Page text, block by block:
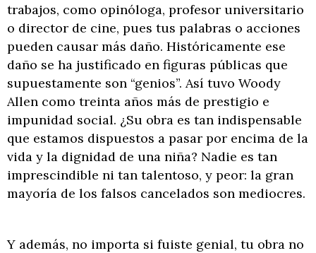
trabajos, como opinóloga, profesor universitario
o director de cine, pues tus palabras o acciones
pueden causar más daño. Históricamente ese
daño se ha justificado en figuras públicas que
supuestamente son “genios”. Así tuvo Woody
Allen como treinta años más de prestigio e
impunidad social. ¿Su obra es tan indispensable
que estamos dispuestos a pasar por encima de la
vida y la dignidad de una niña? Nadie es tan
imprescindible ni tan talentoso, y peor: la gran
mayoría de los falsos cancelados son mediocres.
Y además, no importa si fuiste genial, tu obra no